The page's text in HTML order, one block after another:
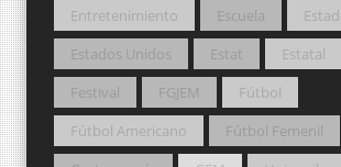
Entretenimiento
Escuela
Estados Unidos
Estat Estatal
Festival
FGJEM
Fútbol
Fútbol Americano
Fútbol Femenil